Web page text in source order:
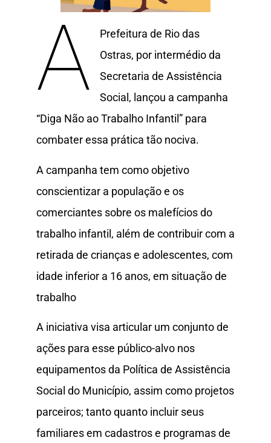
A
Prefeitura de Rio das
Ostras, por intermédio da
Secretaria de Assistência
Social, lançou a campanha
“Diga Não ao Trabalho Infantil” para
combater essa prática tão nociva.
A campanha tem como objetivo
conscientizar a população e os
comerciantes sobre os malefícios do
trabalho infantil, além de contribuir com a
retirada de crianças e adolescentes, com
idade inferior a 16 anos, em situação de
trabalho
A iniciativa visa articular um conjunto de
ações para esse público-alvo nos
equipamentos da Política de Assistência
Social do Município, assim como projetos
parceiros; tanto quanto incluir seus
familiares em cadastros e programas de